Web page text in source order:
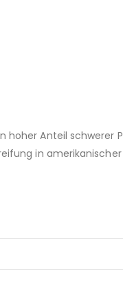
hoher Anteil schwerer
in